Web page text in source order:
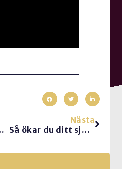
och att lyssna?
Nästa
Så ökar du ditt självledarskap